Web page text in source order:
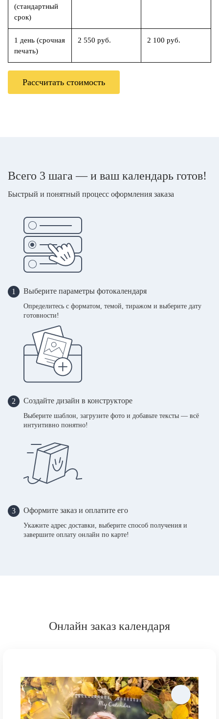
(стандартный
срок)
1 день (срочная
печать)
2 550 руб. 2 100 руб.
Рассчитать стоимость
Всего 3 шага — и ваш календарь готов!
Быстрый и понятный процесс оформления заказа
1 Выберите параметры фотокалендаря
Определитесь с форматом, темой, тиражом и выберите дату
готовности!
2 Создайте дизайн в конструкторе
Выберите шаблон, загрузите фото и добавьте тексты — всё
интуитивно понятно!
3 Оформите заказ и оплатите его
Укажите адрес доставки, выберите способ получения и
завершите оплату онлайн по карте!
Онлайн заказ календаря